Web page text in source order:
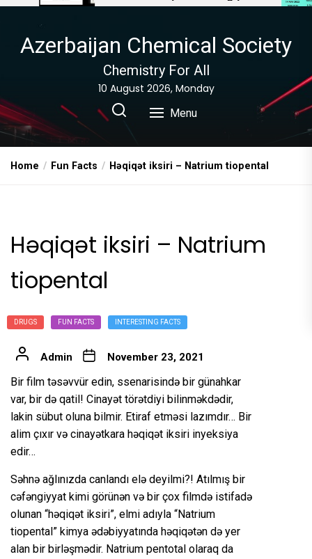
Azerbaijan Chemical Society
Chemistry For All
10 August 2026, Monday
Menu
Home Fun Facts Həqiqət iksiri – Natrium tiopental
Həqiqət iksiri – Natrium
tiopental
DRUGS FUN FACTS INTERESTING FACTS
Admin November 23, 2021
Bir film təsəvvür edin, ssenarisində bir günahkar
var, bir də qatil! Cinayət törətdiyi bilinməkdədir,
lakin sübut oluna bilmir. Etiraf etməsi lazımdır… Bir
alim çıxır və cinayətkara həqiqət iksiri inyeksiya
edir…
Səhnə ağlınızda canlandı elə deyilmi?! Atılmış bir
cəfəngiyyat kimi görünən və bir çox filmdə istifadə
olunan “həqiqət iksiri”, elmi adıyla “Natrium
tiopental” kimya ədəbiyyatında həqiqətən də yer
alan bir birləşmədir. Natrium pentotal olaraq da